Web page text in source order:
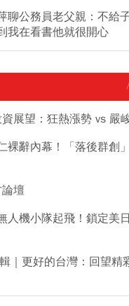
聊公務員老父親：不給
我在看書他就很開心
展望：狂熱漲勢 vs 嚴
裸辭內幕！「落後群創
壇
人機小隊起飛！鎖定美
｜更好的台灣：回望精